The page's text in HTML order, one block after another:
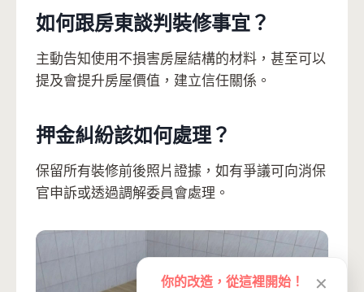
如何跟房東談判裝修事宜？
主動告知使用不損害房屋結構的材料，甚至可以
提及會提升房屋價值，建立信任關係。
押金糾紛該如何處理？
保留所有裝修前後照片證據，如有爭議可向消保
官申訴或透過調解委員會處理。
你的改造，從這裡開始！ ✕